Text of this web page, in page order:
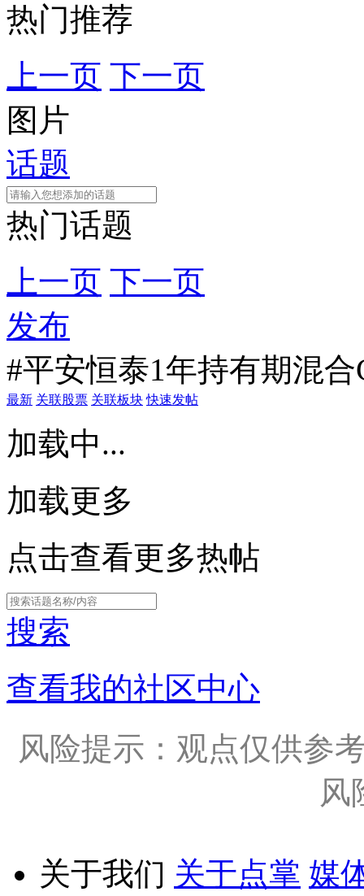
热门推荐
上一页 下一页
图片
话题
热门话题
上一页 下一页
发布
#平安恒泰1年持有期混合
最新 关联股票 关联板块 快速发帖
加载中...
加载更多
点击查看更多热帖
搜索
查看我的社区中心
风险提示：观点仅供参
风
关于我们 关于点掌 媒